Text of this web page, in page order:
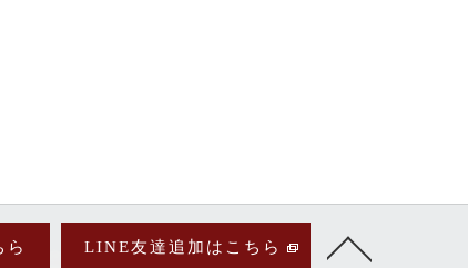
ら LINE友達追加はこちら